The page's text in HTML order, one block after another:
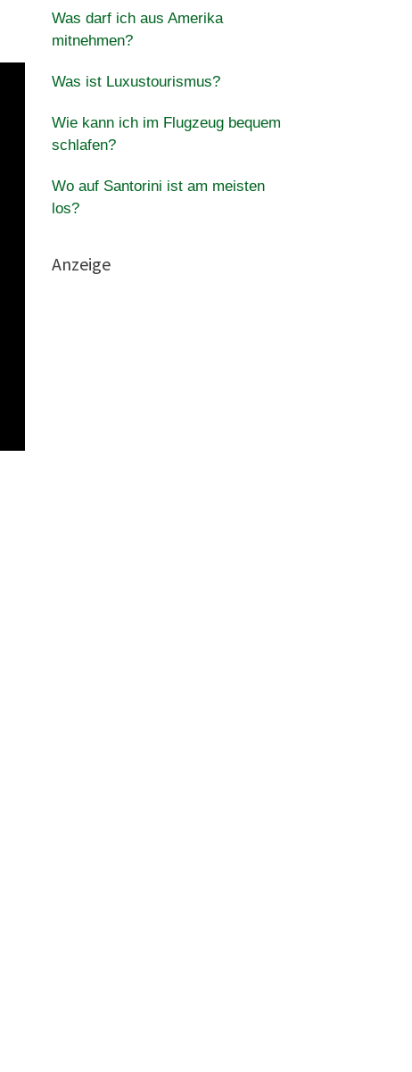
Was darf ich aus Amerika
mitnehmen?
Was ist Luxustourismus?
Wie kann ich im Flugzeug bequem
schlafen?
Wo auf Santorini ist am meisten
los?
Anzeige